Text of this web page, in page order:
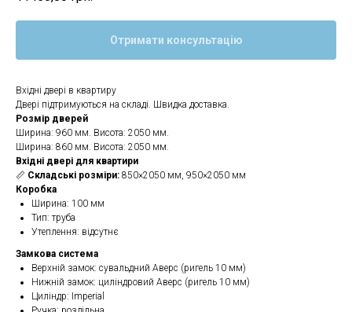
Отримати консультацію
Вхідні двері в квартиру
Двері підтримуються на складі. Швидка доставка.
Розмір дверей
Ширина: 960 мм. Висота: 2050 мм.
Ширина: 860 мм. Висота: 2050 мм.
Вхідні двері для квартири
📏 Складські розміри: 850×2050 мм, 950×2050 мм
Коробка
Ширина: 100 мм
Тип: труба
Утеплення: відсутнє
Замкова система
Верхній замок: сувальдний Аверс (ригель 10 мм)
Нижній замок: циліндровий Аверс (ригель 10 мм)
Циліндр: Imperial